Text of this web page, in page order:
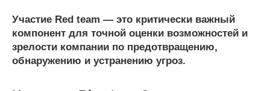
Участие Red team — это критически важный
компонент для точной оценки возможностей и
зрелости компании по предотвращению,
обнаружению и устранению угроз.